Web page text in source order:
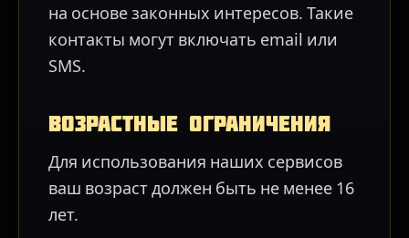
на основе законных интересов. Такие
контакты могут включать email или
SMS.
Возрастные ограничения
Для использования наших сервисов
ваш возраст должен быть не менее 16
лет.